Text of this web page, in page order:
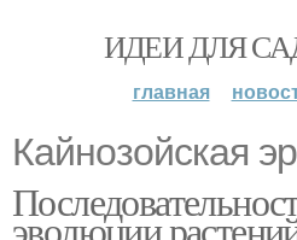
ИДЕИ ДЛЯ
главная
Кайнозойская